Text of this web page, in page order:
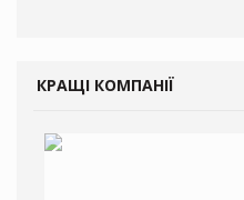
КРАЩІ КОМПАНІЇ